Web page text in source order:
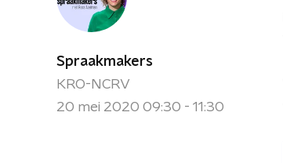
Spraakmakers
KRO-NCRV
20 mei 2020 09:30 - 11:30